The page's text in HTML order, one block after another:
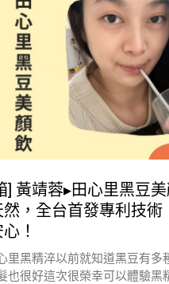
] 黃靖蓉▸田心里黑豆
然，全台首發專利技術
！
里黑精淬以前就知道黑豆有多
也很好這次很榮幸可以體驗